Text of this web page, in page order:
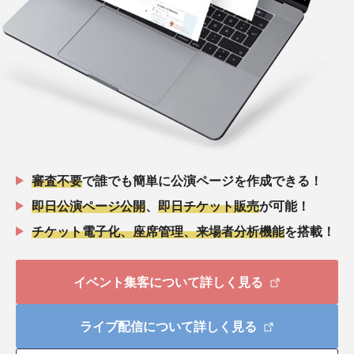
審査不要で誰でも簡単に公演ページを作成できる！
即日公演ページ公開
即日チケット販売が可能！
チケット電子化、座席管理、来場者分析機能を搭載！
イベント集客について詳しく見る
ライブ配信について詳しく見る